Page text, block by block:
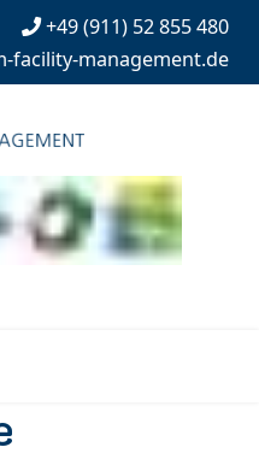
+49 (911) 52 855 480
facility-management.de